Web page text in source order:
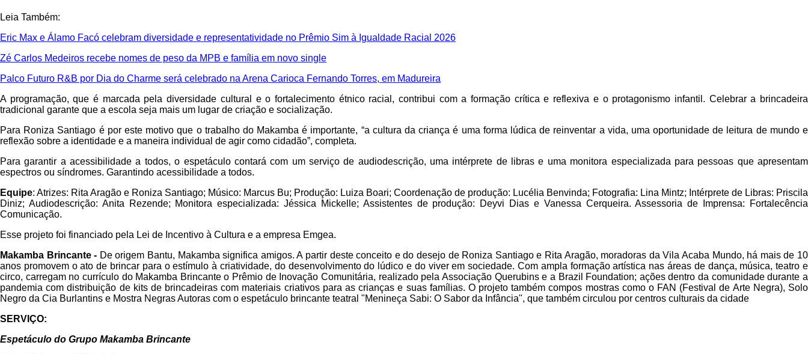
Leia Também:
Eric Max e Álamo Facó celebram diversidade e representatividade no Prêmio Sim à Igualdade Racial 2026
Zé Carlos Medeiros recebe nomes de peso da MPB e família em novo single
Palco Futuro R&B por Dia do Charme será celebrado na Arena Carioca Fernando Torres, em Madureira
A programação, que é marcada pela diversidade cultural e o fortalecimento étnico racial, contribui com a formação crítica e reflexiva e o protagonismo infantil. Celebrar a brincadeira
tradicional garante que a escola seja mais um lugar de criação e socialização.
Para Roniza Santiago é por este motivo que o trabalho do Makamba é importante, “a cultura da criança é uma forma lúdica de reinventar a vida, uma oportunidade de leitura de mundo e
reflexão sobre a identidade e a maneira individual de agir como cidadão”, completa.
Para garantir a acessibilidade a todos, o espetáculo contará com um serviço de audiodescrição, uma intérprete de libras e uma monitora especializada para pessoas que apresentam
espectros ou síndromes. Garantindo acessibilidade a todos.
Equipe: Atrizes: Rita Aragão e Roniza Santiago; Músico: Marcus Bu; Produção: Luiza Boari; Coordenação de produção: Lucélia Benvinda; Fotografia: Lina Mintz; Intérprete de Libras: Priscila
Diniz; Audiodescrição: Anita Rezende; Monitora especializada: Jéssica Mickelle; Assistentes de produção: Deyvi Dias e Vanessa Cerqueira. Assessoria de Imprensa: Fortalecência
Comunicação.
Esse projeto foi financiado pela Lei de Incentivo à Cultura e a empresa Emgea.
Makamba Brincante - De origem Bantu, Makamba significa amigos. A partir deste conceito e do desejo de Roniza Santiago e Rita Aragão, moradoras da Vila Acaba Mundo, há mais de 10
anos promovem o ato de brincar para o estímulo à criatividade, do desenvolvimento do lúdico e do viver em sociedade. Com ampla formação artística nas áreas de dança, música, teatro e
circo, carregam no currículo do Makamba Brincante o Prêmio de Inovação Comunitária, realizado pela Associação Querubins e a Brazil Foundation; ações dentro da comunidade durante a
pandemia com distribuição de kits de brincadeiras com materiais criativos para as crianças e suas famílias. O projeto também compos mostras como o FAN (Festival de Arte Negra), Solo
Negro da Cia Burlantins e Mostra Negras Autoras com o espetáculo brincante teatral "Menineça Sabi: O Sabor da Infância", que também circulou por centros culturais da cidade
SERVIÇO:
Espetáculo do Grupo Makamba Brincante